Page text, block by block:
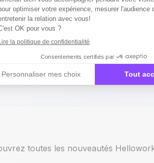
des landing pages sur votre site
En savoir plus
toutes les nouveautés